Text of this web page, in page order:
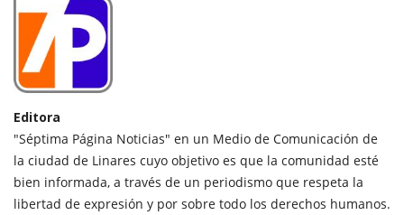
Editora
"Séptima Página Noticias" en un Medio de Comunicación de
la ciudad de Linares cuyo objetivo es que la comunidad esté
bien informada, a través de un periodismo que respeta la
libertad de expresión y por sobre todo los derechos humanos.